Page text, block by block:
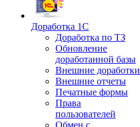
Доработка 1С
Доработка по ТЗ
Обновление
доработанной базы
Внешние доработки
Внешние отчеты
Печатные формы
Права
пользователей
Обмен с